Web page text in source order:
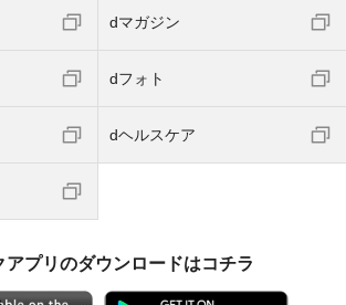
dマガジン
dフォト
dヘルスケア
アプリのダウンロードはコチラ